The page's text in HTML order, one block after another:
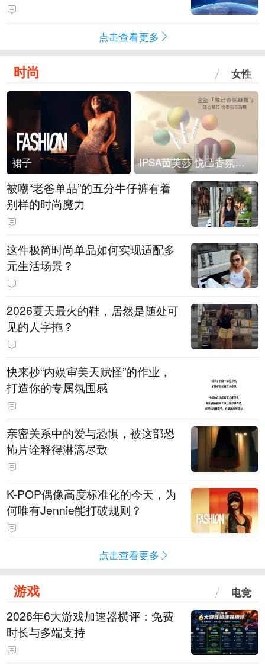
点击查看更多
时尚 女性
裙子 IPSA茵芙莎 悦己香氛凝露上市
被嘲“老爸单品”的五分牛仔裤有着
别样的时尚魔力
这件极简时尚单品如何实现适配多
元生活场景？
2026夏天最火的鞋，居然是随处可
见的人字拖？
快来抄“内娱审美天赋怪”的作业，
打造你的专属氛围感
亲密关系中的爱与恐惧，被这部恐
怖片诠释得淋漓尽致
K-POP偶像高度标准化的今天，为
何唯有Jennie能打破规则？
点击查看更多
游戏 电竞
2026年6大游戏加速器横评：免费
时长与多端支持